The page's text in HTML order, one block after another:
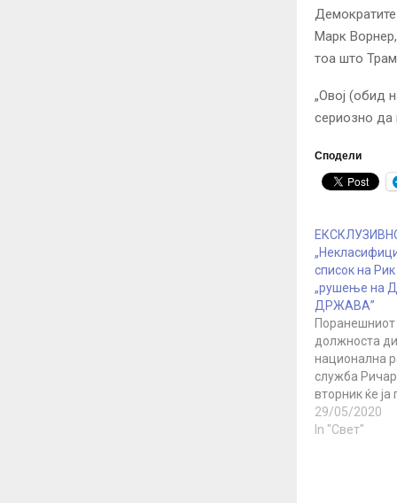
Марк
тоа што
„Овој (обид
сериозно да
Сподели
список на
„рушење на
ДРЖАВА”
Поранешниот
должноста
национална
служба
вторник ќе
должноста
директор на
29/05/2020
In "Свет"